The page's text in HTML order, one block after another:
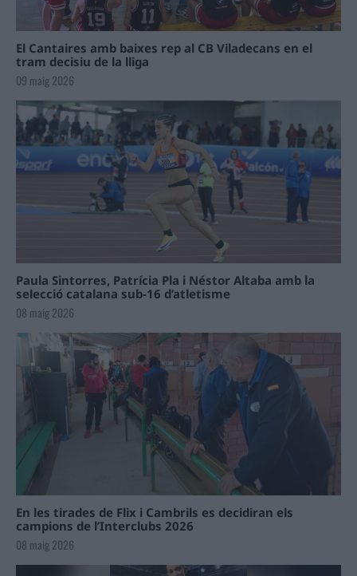
El Cantaires amb baixes rep al CB Viladecans en el
tram decisiu de la lliga
09 maig 2026
Paula Sintorres, Patrícia Pla i Néstor Altaba amb la
selecció catalana sub-16 d’atletisme
08 maig 2026
En les tirades de Flix i Cambrils es decidiran els
campions de l’Interclubs 2026
08 maig 2026